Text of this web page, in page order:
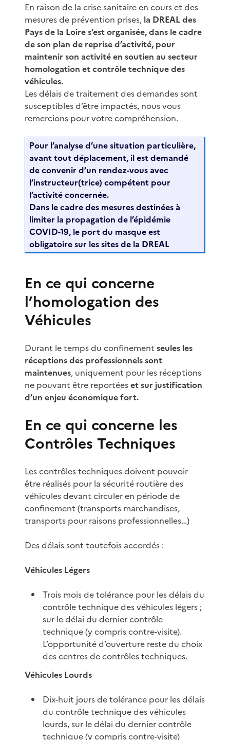
En raison de la crise sanitaire en cours et des
mesures de prévention prises, la DREAL des
Pays de la Loire s’est organisée, dans le cadre
de son plan de reprise d’activité, pour
maintenir son activité en soutien au secteur
homologation et contrôle technique des
véhicules.
Les délais de traitement des demandes sont
susceptibles d’être impactés, nous vous
remercions pour votre compréhension.
Pour l’analyse d’une situation particulière,
avant tout déplacement, il est demandé
de convenir d’un rendez-vous avec
l’instructeur(trice) compétent pour
l’activité concernée.
Dans le cadre des mesures destinées à
limiter la propagation de l’épidémie
COVID-19, le port du masque est
obligatoire sur les sites de la DREAL
En ce qui concerne
l’homologation des
Véhicules
Durant le temps du confinement seules les
réceptions des professionnels sont
maintenues, uniquement pour les réceptions
ne pouvant être reportéeset sur justification
d’un enjeu économique fort.
En ce qui concerne les
Contrôles Techniques
Les contrôles techniques doivent pouvoir
être réalisés pour la sécurité routière des
véhicules devant circuler en période de
confinement (transports marchandises,
transports pour raisons professionnelles…)
Des délais sont toutefois accordés :
Véhicules Légers
Trois mois de tolérance pour les délais du
contrôle technique des véhicules légers ;
sur le délai du dernier contrôle
technique (y compris contre-visite).
L’opportunité d’ouverture reste du choix
des centres de contrôles techniques.
Véhicules Lourds
Dix-huit jours de tolérance pour les délais
du contrôle technique des véhicules
lourds, sur le délai du dernier contrôle
technique (y compris contre-visite)